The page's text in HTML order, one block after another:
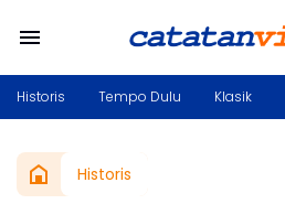
Historis Tempo Dulu Klasik
Historis